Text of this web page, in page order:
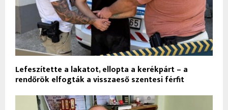
Lefeszítette a lakatot, ellopta a kerékpárt – a
rendőrök elfogták a visszaeső szentesi férfit